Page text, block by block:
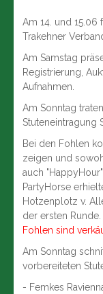
Am 14. und
Trakehner
Am Samstag
Registrierung,
Aufnahmen.
Am Sonntag
Stuteneintragung
Bei den Fohlen
zeigen und
auch
PartyHorse
Hotzenplotz v.
der ersten
Fohlen sind
Am Sonntag
vorbereiteten
- Femkes